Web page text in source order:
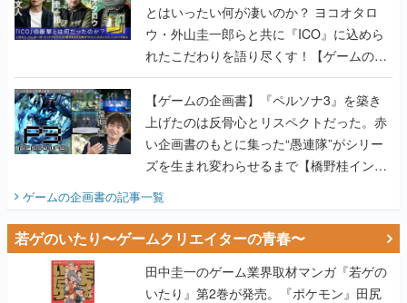
とはいったい何が凄いのか？ ヨコオタロ
ウ・外山圭一郎らと共に『ICO』に込めら
れたこだわりを語り尽くす！【ゲームの企
画書】
【ゲームの企画書】『ペルソナ3』を築き
上げたのは反骨心とリスペクトだった。赤
い企画書のもとに集った“愚連隊”がシリー
ズを生まれ変わらせるまで【橋野桂インタ
ゲームの企画書の記事一覧
若ゲのいたり〜ゲームクリエイターの青春〜
田中圭一のゲーム業界取材マンガ『若ゲの
いたり』第2巻が発売。『ポケモン』田尻